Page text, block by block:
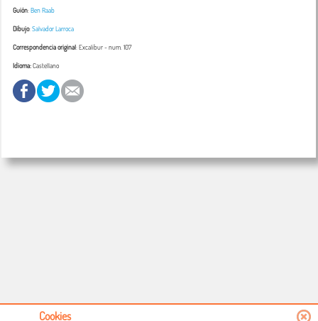
Guión:Ben Raab
Dibujo:Salvador Larroca
Correspondencia original:Excalibur- num. 107
Idioma:Castellano
Cookies